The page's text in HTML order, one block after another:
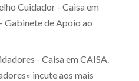
Cuidador - Caisa em
Gabinete de Apoio ao
- Caisa em CAISA.
incute aos mais